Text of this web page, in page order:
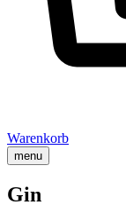
Warenkorb
menu
Gin